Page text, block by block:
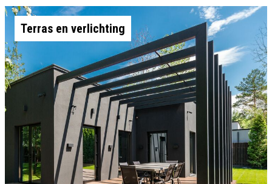
Terras en verlichting